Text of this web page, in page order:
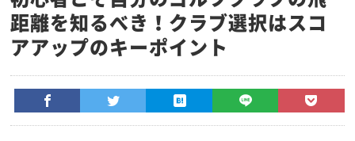
距離を知るべき！クラブ選択はスコ
アアップのキーポイント